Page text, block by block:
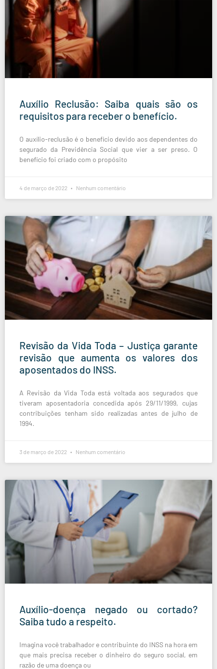
Auxílio Reclusão: Saiba quais são os
requisitos para receber o benefício.
O auxílio-reclusão é o benefício devido aos dependentes do
segurado da Previdência Social que vier a ser preso. O
benefício foi criado com o propósito
4 de março de 2022 Nenhum comentário
Revisão da Vida Toda – Justiça garante
revisão que aumenta os valores dos
aposentados do INSS.
A Revisão da Vida Toda está voltada aos segurados que
tiveram aposentadoria concedida após 29/11/1999, cujas
contribuições tenham sido realizadas antes de julho de
1994.
3 de março de 2022 Nenhum comentário
Auxílio-doença negado ou cortado?
Saiba tudo a respeito.
Imagina você trabalhador e contribuinte do INSS na hora em
que mais precisa receber o dinheiro do seguro social, em
razão de uma doença ou